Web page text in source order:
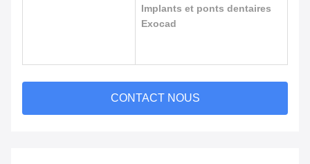
Implants et ponts dentaires
Exocad
CONTACT NOUS